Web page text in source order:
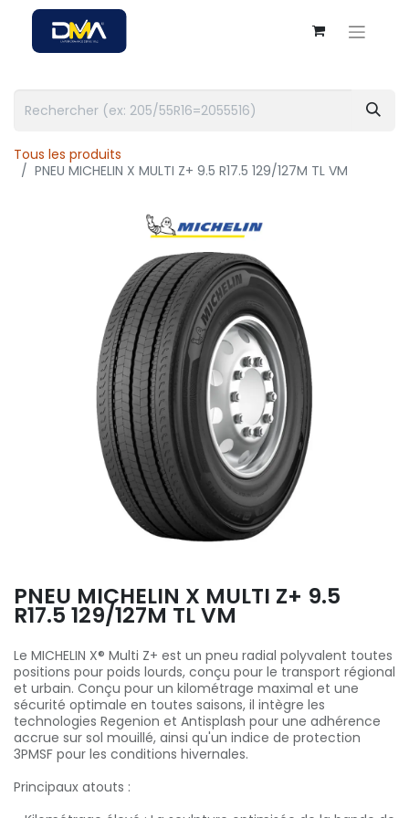
Tous les produits
PNEU MICHELIN X MULTI Z+ 9.5 R17.5 129/127M TL VM
PNEU MICHELIN X MULTI Z+ 9.5
R17.5 129/127M TL VM
Le MICHELIN X® Multi Z+ est un pneu radial polyvalent toutes
positions pour poids lourds, conçu pour le transport régional
et urbain. Conçu pour un kilométrage maximal et une
sécurité optimale en toutes saisons, il intègre les
technologies Regenion et Antisplash pour une adhérence
accrue sur sol mouillé, ainsi qu'un indice de protection
3PMSF pour les conditions hivernales.
Principaux atouts :